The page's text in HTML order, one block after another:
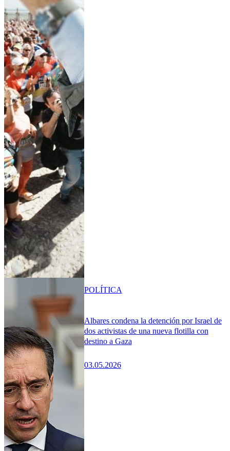
Albares condena la detención por Israel de
dos activistas de una nueva flotilla con
destino a Gaza
03.05.2026
POLÍTICA